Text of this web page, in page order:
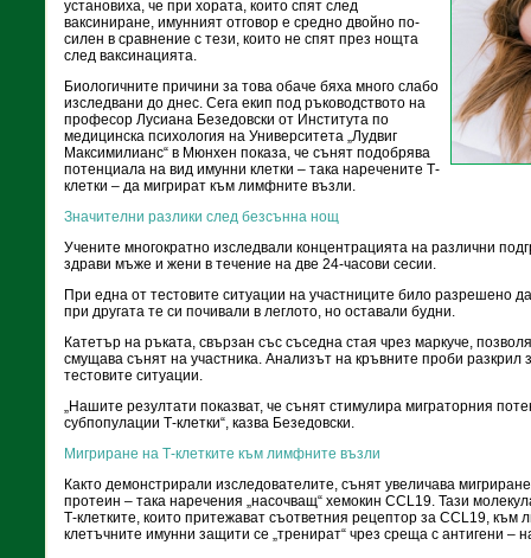
установиха, че при хората, които спят след
ваксиниране, имунният отговор е средно двойно по-
силен в сравнение с тези, които не спят през нощта
след ваксинацията.
Биологичните причини за това обаче бяха много слабо
изследвани до днес. Сега екип под ръководството на
професор Лусиана Безедовски от Института по
медицинска психология на Университета „Лудвиг
Максимилианс“ в Мюнхен показа, че сънят подобрява
потенциала на вид имунни клетки – така наречените Т-
клетки – да мигрират към лимфните възли.
Значителни разлики след безсънна нощ
Учените многократно изследвали концентрацията на различни
здрави мъже и жени в течение на две 24-часови сесии.
При една от тестовите ситуации на участниците било разрешено
при другата те си почивали в леглото, но оставали будни.
Катетър на ръката, свързан със съседна стая чрез маркуче,
смущава сънят на участника. Анализът на кръвните проби разкрил
тестовите ситуации.
„Нашите резултати показват, че сънят стимулира миграторния
субпопулации Т-клетки“, казва Безедовски.
Мигриране на Т-клетките към лимфните възли
Както демонстрирали изследователите, сънят увеличава
протеин – така наречения „насочващ“ хемокин CCL19. Тази
Т-клетките, които притежават съответния рецептор за CCL19, към
клетъчните имунни защити се „тренират“ чрез среща с антигени –